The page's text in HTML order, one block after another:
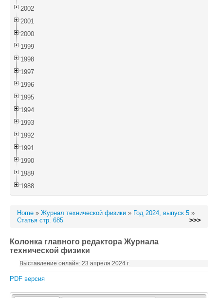
2002
2001
2000
1999
1998
1997
1996
1995
1994
1993
1992
1991
1990
1989
1988
Home » Журнал технической физики » Год 2024, выпуск 5 »
Статья стр. 685
>>>
Колонка главного редактора Журнала
технической физики
Выставление онлайн: 23 апреля 2024 г.
PDF версия